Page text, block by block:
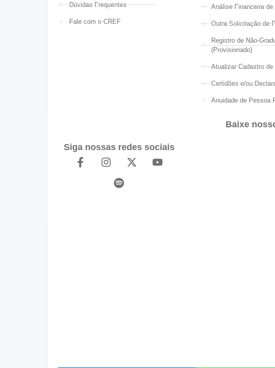
Dúvidas Frequentes
Fale com o CREF
Análise Financeira
Outra Solicitação de
Registro de Não-
(Provisionado)
Atualizar Cadastro
Certidões e/ou
Anuidade de Pessoa
Siga nossas redes sociais
Baixe